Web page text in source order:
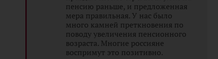
пенсию раньше, и предложенная
мера правильная. У нас было
много камней преткновения по
поводу увеличения пенсионного
возраста. Многие россияне
воспримут это позитивно.